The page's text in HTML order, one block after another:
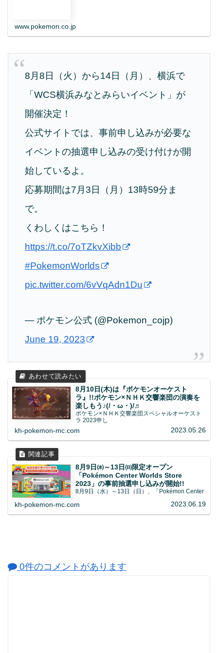
www.pokemon.co.jp
8月8日（火）から14日（月）、横浜で
「WCS横浜みなとみらいイベント」が
開催決定！
公式サイトでは、事前申し込みが必要な
イベントの抽選申し込みの受け付けが開
始しているよ。
応募期間は7月3日（月）13時59分ま
で。
くわしくはこちら！
https://t.co/7oTZkvXibb
#PokemonWorlds
pic.twitter.com/6vVqAdn1Du
— ポケモン公式 (@Pokemon_cojp)
June 19, 2023
8月10日(木)は『ポケモンオーケスト
ラ』!!ポケモン×ＮＨＫ交響楽団の演奏を
楽しもう♪(/・ω・)/♬
ポケモン×ＮＨＫ交響楽団スペシャルオーケスト
ラ 2023申し
kh-pokemon-mc.com 2023.05.26
8月9日㈬～13日㈰限定オープン
「Pokémon Center Worlds Store
2023」の事前抽選申し込みが開始!!
8月9日（水）～13日（日）、「Pokémon Center
kh-pokemon-mc.com 2023.06.19
0件のコメントがあります